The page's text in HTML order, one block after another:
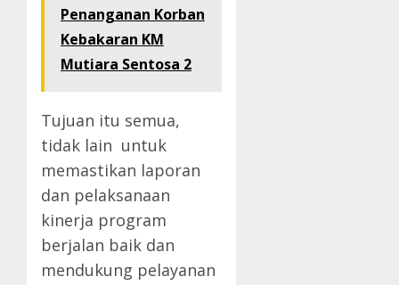
Penanganan Korban
Kebakaran KM
Mutiara Sentosa 2
Tujuan itu semua,
tidak lain untuk
memastikan laporan
dan pelaksanaan
kinerja program
berjalan baik dan
mendukung pelayanan